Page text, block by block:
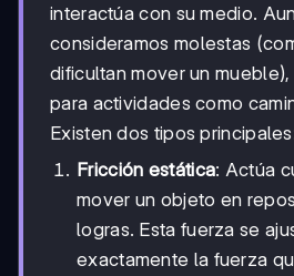
interactúa con su medio.
consideramos molestas
dificultan mover un
para actividades como
Existen dos tipos
Fricción estática: Actúa
mover un objeto en
logras. Esta fuerza se
exactamente la fuerza